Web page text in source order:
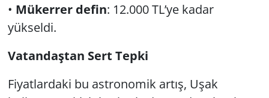
• Mükerrer defin: 12.000 TL’ye kadar
yükseldi.
Vatandaştan Sert Tepki
Fiyatlardaki bu astronomik artış, Uşak